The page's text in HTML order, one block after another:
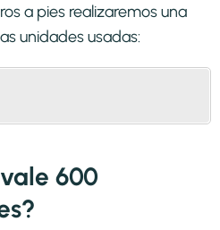
a pies realizaremos una
unidades usadas:
600